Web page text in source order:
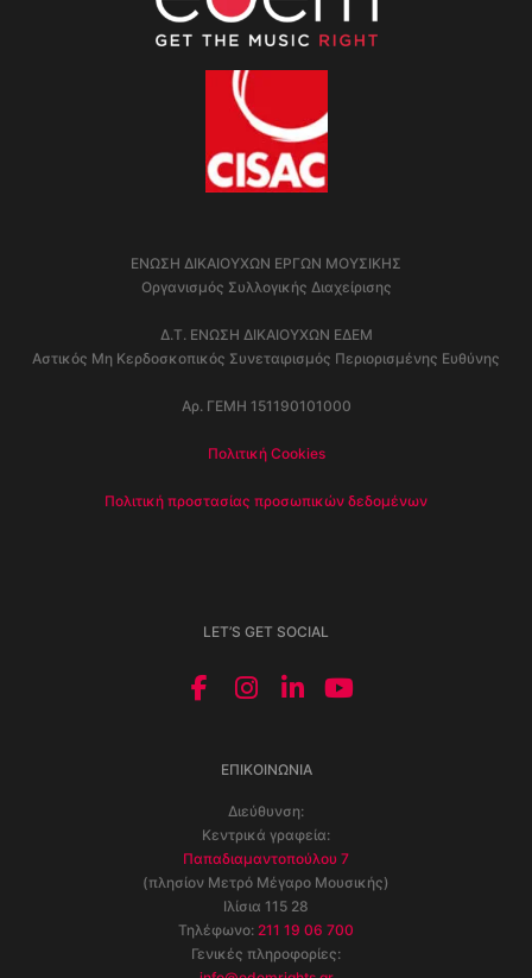
ΕΝΩΣΗ ΔΙΚΑΙΟΥΧΩΝ ΕΡΓΩΝ ΜΟΥΣΙΚΗΣ
Οργανισμός Συλλογικής Διαχείρισης
Δ.Τ. ΕΝΩΣΗ ΔΙΚΑΙΟΥΧΩΝ ΕΔΕΜ
Αστικός Μη Κερδοσκοπικός Συνεταιρισμός Περιορισμένης Ευθύνης
Αρ. ΓΕΜΗ 151190101000
Πολιτική Cookies
Πολιτική προστασίας προσωπικών δεδομένων
LET’S GET SOCIAL
ΕΠΙΚΟΙΝΩΝΊΑ
Διεύθυνση:
Κεντρικά γραφεία:
Παπαδιαμαντοπούλου 7
(πλησίον Μετρό Μέγαρο Μουσικής)
Ιλίσια 115 28
Τηλέφωνο: 211 19 06 700
Γενικές πληροφορίες: